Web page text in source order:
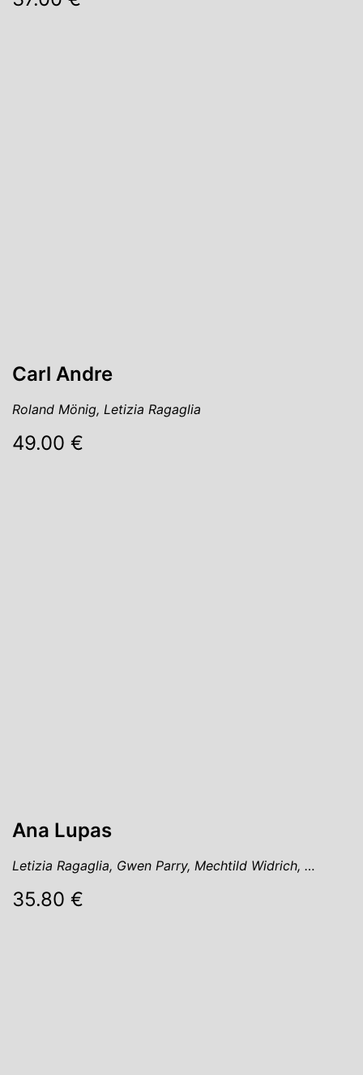
Carl Andre
Roland Mönig, Letizia Ragaglia
49.00 €
Ana Lupas
Letizia Ragaglia, Gwen Parry, Mechtild Widrich, …
35.80 €